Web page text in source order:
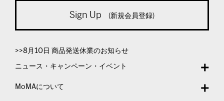
Sign Up (新規会員登録)
>>8月10日 商品発送休業のお知らせ
ニュース・キャンペーン・イベント
MoMAについて